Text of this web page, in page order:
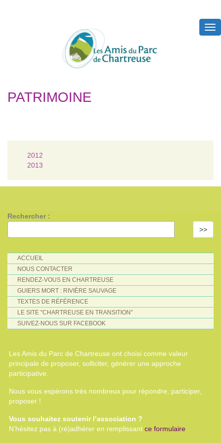
PATRIMOINE
2012
2013
Rechercher :
>>
ACCUEIL
NOUS CONTACTER
RENDEZ-VOUS EN CHARTREUSE
GUIERS MORT : RIVIÈRE SAUVAGE
TEXTES DE RÉFÉRENCE
LE SITE "CHARTREUSE EN TRANSITION"
SUIVEZ-NOUS SUR FACEBOOK
Les Amis du Parc de Chartreuse ont choisi comme valeur
principale de proposer, solliciter, générer une approche
participative.
Nous vous espérons très nombreux pour répondre, participer,
proposer !
Vous souhaitez soutenir l’association ?
N’hésitez pas à (ré)adhérer en remplissant ce formulaire